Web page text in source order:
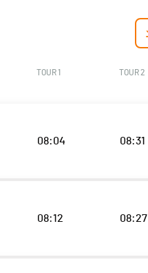
TOUR 1 TOUR 2
08:04 08:31
08:12 08:27